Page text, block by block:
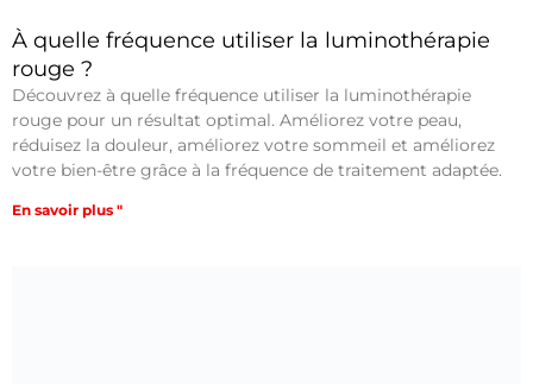
À quelle fréquence utiliser la luminothérapie
rouge ?
Découvrez à quelle fréquence utiliser la luminothérapie
rouge pour un résultat optimal. Améliorez votre peau,
réduisez la douleur, améliorez votre sommeil et améliorez
votre bien-être grâce à la fréquence de traitement adaptée.
En savoir plus "